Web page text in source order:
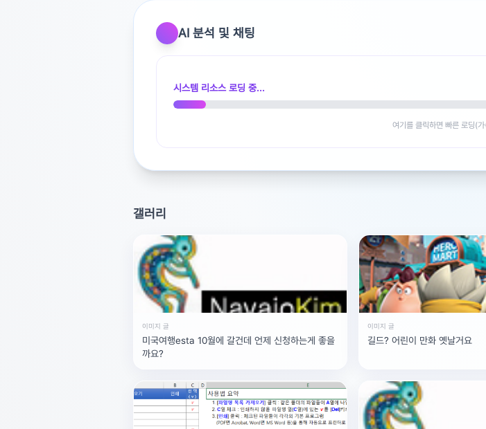
당일투어는 현지 여행사 통해 미리 알아보세요.
야경까지 보면 늦어질 수 있어요.
AI 분석 및 채팅
시스템 리소스 로딩 중...
여기를 클릭하면 빠른 로딩(
갤러리
이미지 글
미국여행esta 10월에 갈건데 언제 신청하는게 좋을
까요?
이미지 글
길드? 어린이 만화 옛날거요